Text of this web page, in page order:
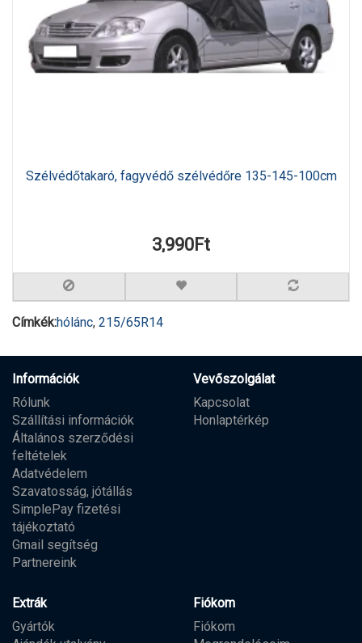
Szélvédőtakaró, fagyvédő szélvédőre 135-145-100cm
3,990Ft
Címkék:hólánc, 215/65R14
Információk
Rólunk
Szállítási információk
Általános szerződési
feltételek
Adatvédelem
Szavatosság, jótállás
SimplePay fizetési
tájékoztató
Gmail segítség
Partnereink
Vevőszolgálat
Kapcsolat
Honlaptérkép
Extrák
Gyártók
Fiókom
Fiókom